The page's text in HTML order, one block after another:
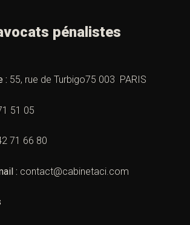
pénalistes
: 55, rue de Turbigo75 003 PARIS
51 05
71 66 80
: contact@cabinetaci.com